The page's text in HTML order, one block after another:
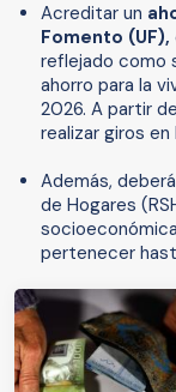
Acreditar un
Fomento (UF),
reflejado como
ahorro para la
2026. A partir
realizar giros en
Además,
de Hogares
pertenecer